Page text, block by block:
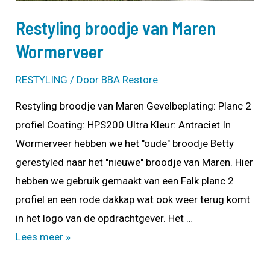
Restyling broodje van Maren
Wormerveer
RESTYLING / Door BBA Restore
Restyling broodje van Maren Gevelbeplating: Planc 2
profiel Coating: HPS200 Ultra Kleur: Antraciet In
Wormerveer hebben we het "oude" broodje Betty
gerestyled naar het "nieuwe" broodje van Maren. Hier
hebben we gebruik gemaakt van een Falk planc 2
profiel en een rode dakkap wat ook weer terug komt
in het logo van de opdrachtgever. Het …
Restyling
Lees meer »